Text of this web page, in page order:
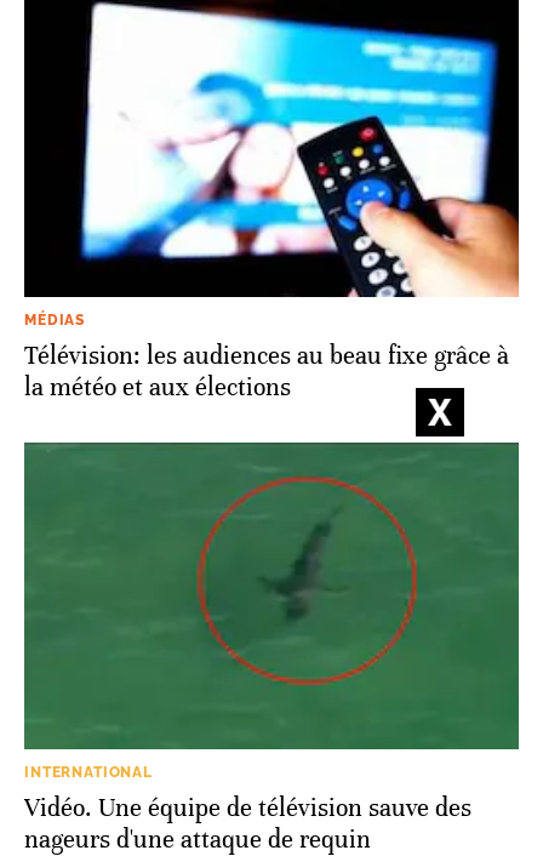
MÉDIAS
Télévision: les audiences au beau fixe grâce à
la météo et aux élections
INTERNATIONAL
Vidéo. Une équipe de télévision sauve des
nageurs d'une attaque de requin